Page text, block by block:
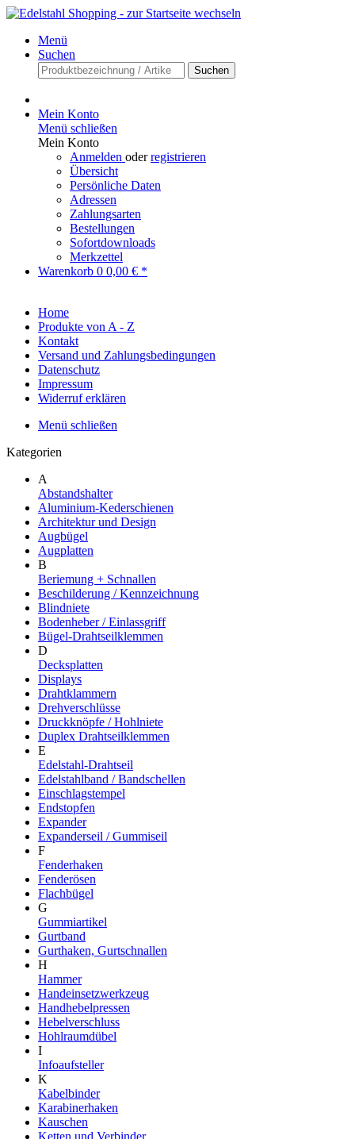
Menü
Suchen
Suchen
Mein Konto
Menü schließen
Mein Konto
Anmelden oderregistrieren
Übersicht
Persönliche Daten
Adressen
Zahlungsarten
Bestellungen
Sofortdownloads
Merkzettel
Warenkorb 0 0,00 € *
Home
Produkte von A - Z
Kontakt
Versand und Zahlungsbedingungen
Datenschutz
Impressum
Widerruf erklären
Menü schließen
Kategorien
A
Abstandshalter
Aluminium-Kederschienen
Architektur und Design
Augbügel
Augplatten
B
Beriemung + Schnallen
Beschilderung / Kennzeichnung
Blindniete
Bodenheber / Einlassgriff
Bügel-Drahtseilklemmen
D
Decksplatten
Displays
Drahtklammern
Drehverschlüsse
Druckknöpfe / Hohlniete
Duplex Drahtseilklemmen
E
Edelstahl-Drahtseil
Edelstahlband / Bandschellen
Einschlagstempel
Endstopfen
Expander
Expanderseil / Gummiseil
F
Fenderhaken
Fenderösen
Flachbügel
G
Gummiartikel
Gurtband
Gurthaken, Gurtschnallen
H
Hammer
Handeinsetzwerkzeug
Handhebelpressen
Hebelverschluss
Hohlraumdübel
I
Infoaufsteller
K
Kabelbinder
Karabinerhaken
Kauschen
Ketten und Verbinder